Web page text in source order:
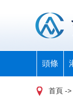
頭條
首頁 ->